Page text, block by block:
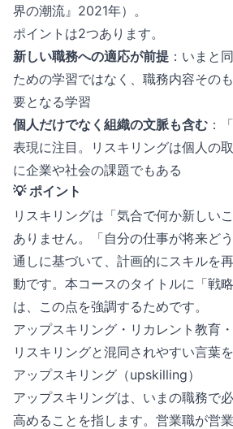
界の潮流』2021年）。
ポイントは2つあります。
新しい職務への適応が前提 ：いまと
ための学習ではなく、職務内容その
要となる学習
個人だけでなく組織の文脈も含む ：
表現に注目。リスキリングは個人の
に企業や社会の課題でもある
💡 ポイント
リスキリングは「気合で何か新しい
ありません。「自分の仕事が将来ど
通しに基づいて、計画的にスキルを
動です。本コースのタイトルに「戦
は、この点を強調するためです。
アップスキリング・リカレント教育
リスキリングと混同されやすい言葉を
アップスキリング（upskilling）
アップスキリングは、いまの職務で
高めることを指します。営業職が営